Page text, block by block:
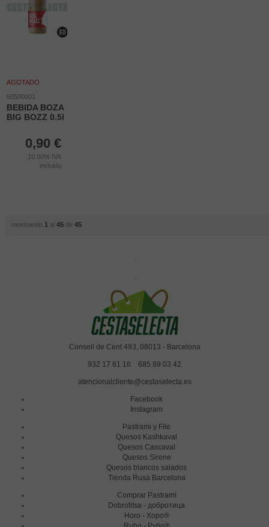
AGOTADO
60500001
BEBIDA BOZA
BIG BOZZ 0.5l
0,90 €
10.00% IVA
incluido
mostrando 1 al 45de 45
.
.
Consell de Cent 493, 08013 - Barcelona
932 17 61 16 685 89 03 42
atencionalcliente@cestaselecta.es
Facebook
Instagram
Pastrami y File
Quesos Kashkaval
Quesos Cascaval
Quesos Sirene
Quesos blancos salados
Tienda Rusa Barcelona
Comprar Pastrami
Dobrotitsa - добротица
Horo - Хоро®